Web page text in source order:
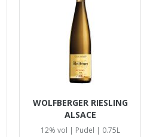
WOLFBERGER RIESLING
ALSACE
12% vol | Pudel | 0.75L